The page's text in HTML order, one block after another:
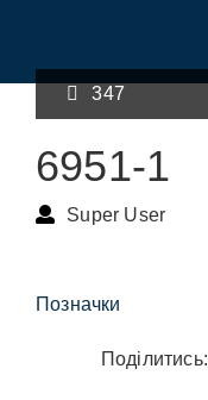
347
6951-1
Super User
Позначки
Поділитись: